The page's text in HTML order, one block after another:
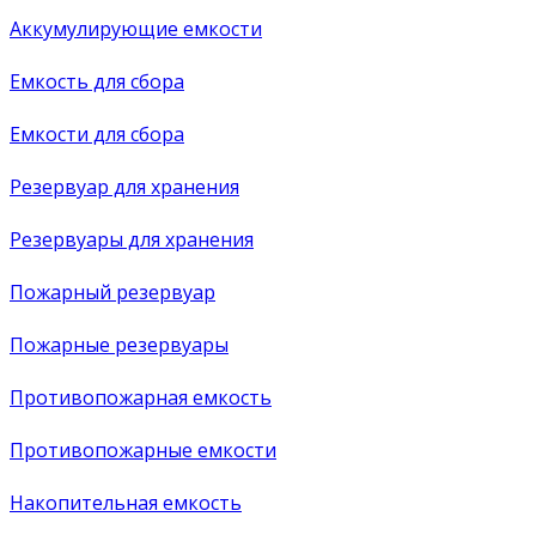
Аккумулирующие емкости
Емкость для сбора
Емкости для сбора
Резервуар для хранения
Резервуары для хранения
Пожарный резервуар
Пожарные резервуары
Противопожарная емкость
Противопожарные емкости
Накопительная емкость